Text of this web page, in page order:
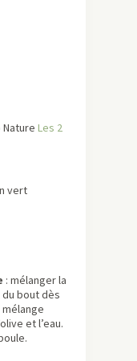
Nature Les 2
vert
: mélanger la
bout dès
et l’eau.